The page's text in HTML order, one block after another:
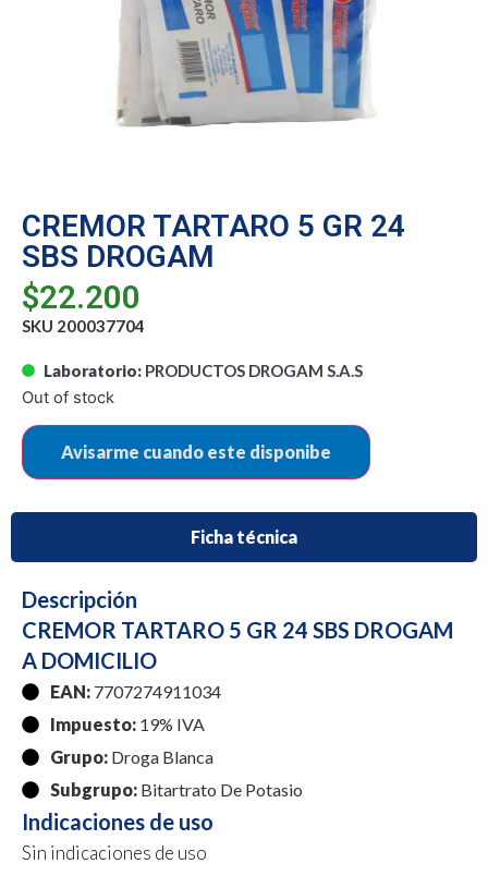
CREMOR TARTARO 5 GR 24
SBS DROGAM
$22.200
SKU 200037704
Laboratorio: PRODUCTOS DROGAM S.A.S
Out of stock
Ficha técnica
Descripción
CREMOR TARTARO 5 GR 24 SBS DROGAM
A DOMICILIO
EAN: 7707274911034
Impuesto: 19% IVA
Grupo: Droga Blanca
Subgrupo: Bitartrato De Potasio
Indicaciones de uso
Sin indicaciones de uso